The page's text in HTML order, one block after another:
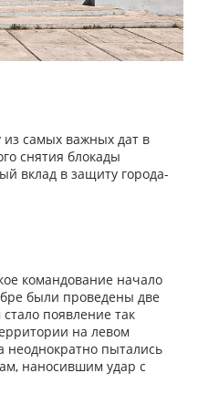
из самых важных дат в
снятия блокады
вклад в защиту города-
командование начало
были проведены две
появление так
на левом
неоднократно пытались
наносившим удар с